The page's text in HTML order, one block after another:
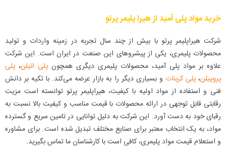
خرید مواد پلی آمید از هیرا پلیمر پرتو
شرکت هیراپلیمر پرتو با بیش از چند سال تجربه در زمینه واردات و تولید
محصولات پلیمری، یکی از پیشروهای این صنعت در ایران است. این شرکت
علاوه بر مواد پلی آمید، محصولات پلیمری دیگری همچون پلی اتیلن، پلی
پروپیلن،پلی کربنات و بسیاری دیگر را به بازار عرضه می‌کند. با تکیه بر دانش
فنی و استفاده از مواد اولیه با کیفیت، هیراپلیمر پرتو توانسته است مزیت
رقابتی قابل توجهی در ارائه محصولات با قیمت مناسب و کیفیت بالا نسبت به
رقبای خود به دست آورد. این شرکت به دلیل توانایی در تامین سریع و گسترده
مواد، به یک انتخاب معتبر برای صنایع مختلف تبدیل شده است. برای مشاوره
و استعلام قیمت مواد پلیمری، کافی است با کارشناسان ما تماس بگیرید.